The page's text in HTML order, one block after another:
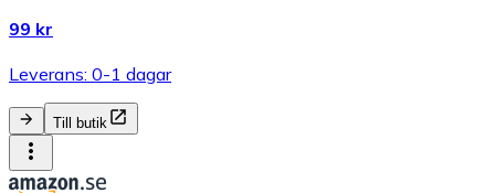
99 kr
Leverans: 0-1 dagar
Till butik